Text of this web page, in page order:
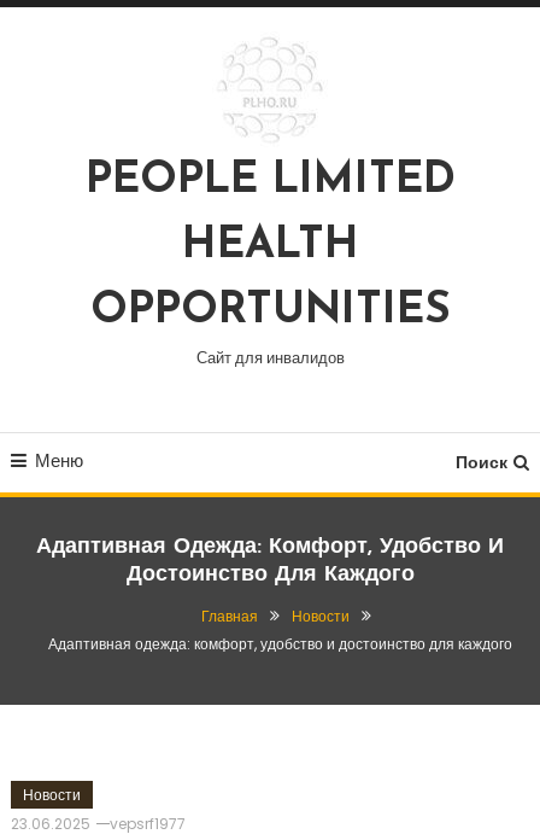
Перейти
PEOPLE LIMITED
HEALTH
OPPORTUNITIES
Сайт для инвалидов
Меню Поиск
Адаптивная Одежда: Комфорт, Удобство И
Достоинство Для Каждого
Главная
Новости
Адаптивная одежда: комфорт, удобство и достоинство для каждого
Новости
23.06.2025
vepsrf1977